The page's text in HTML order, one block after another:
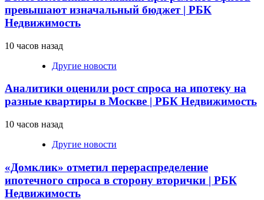
превышают изначальный бюджет | РБК
Недвижимость
10 часов назад
Другие новости
Аналитики оценили рост спроса на ипотеку на
разные квартиры в Москве | РБК Недвижимость
10 часов назад
Другие новости
«Домклик» отметил перераспределение
ипотечного спроса в сторону вторички | РБК
Недвижимость